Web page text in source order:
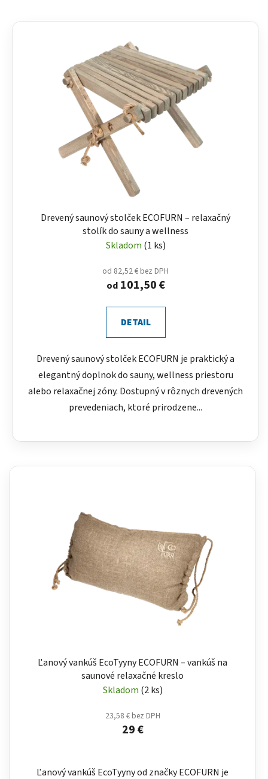
Drevený saunový stolček ECOFURN – relaxačný
stolík do sauny a wellness
Skladom (1 ks)
od 82,52 € bez DPH
od101,50 €
DETAIL
Drevený saunový stolček ECOFURN je praktický a
elegantný doplnok do sauny, wellness priestoru
alebo relaxačnej zóny. Dostupný v rôznych drevených
prevedeniach, ktoré prirodzene...
Ľanový vankúš EcoTyyny ECOFURN – vankúš na
saunové relaxačné kreslo
Skladom (2 ks)
23,58 € bez DPH
29 €
Ľanový vankúš EcoTyyny od značky ECOFURN je